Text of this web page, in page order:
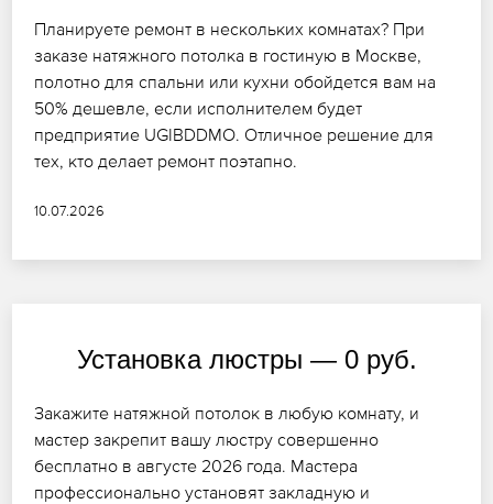
Планируете ремонт в нескольких комнатах? При
заказе натяжного потолка в гостиную в Москве,
полотно для спальни или кухни обойдется вам на
50% дешевле, если исполнителем будет
предприятие UGIBDDMO. Отличное решение для
тех, кто делает ремонт поэтапно.
10.07.2026
Установка люстры — 0 руб.
Закажите натяжной потолок в любую комнату, и
мастер закрепит вашу люстру совершенно
бесплатно в августе 2026 года. Мастера
профессионально установят закладную и